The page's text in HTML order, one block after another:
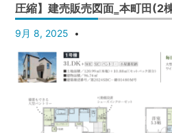
園
の
不
動
産
購
入・
圧縮】建売販売図面‗本町田(2
9月 8, 2025